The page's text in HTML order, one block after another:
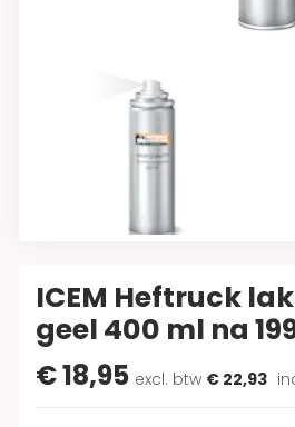
ICEM Heftruck
geel 400 ml na
€ 18,95 excl. btw € 22,93